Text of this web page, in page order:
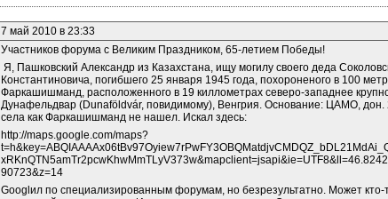
7 май 2010 в 23:33
Участников форума с Великим Праздником, 65-летием Победы!
Я, Пашковский Александр из Казахстана, ищу могилу своего деда
Константиновича, погибшего 25 января 1945 года, похороненого в 100
Фаркашишманд, расположенного в 19 киллометрах северо-западнее
Дунафельдвар (Dunaföldvár, повидимому), Венгрия. Основание: ЦАМО, дон.
села как Фаркашишманд не нашел. Искал здесь:
http://maps.google.com/maps?
90723&z=14
Googlил по специализированным форумам, но безрезультатно. Может кто-